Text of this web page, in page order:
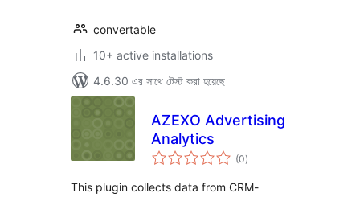
convertable
10+ active installations
4.6.30 এর সাথে টেস্ট করা হয়েছে
AZEXO Advertising
Analytics
(0total
ratings
)
This plugin collects data from CRM-